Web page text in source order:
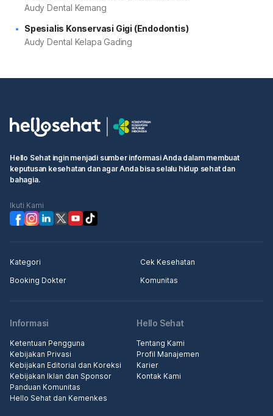
Audy Dental Kemang
Spesialis Konservasi Gigi (Endodontis)
Audy Dental Kelapa Gading
Hello Sehat ingin menjadi sumber informasi Anda dalam membuat
keputusan kesehatan dan agar Anda bisa selalu hidup sehat dan
bahagia.
Ikuti Kami
Kategori
Cek Kesehatan
Booking Dokter
Komunitas
Informasi
Ketentuan Pengguna
Kebijakan Privasi
Kebijakan Editorial dan Koreksi
Kebijakan Iklan dan Sponsor
Panduan Komunitas
Hello Sehat dan Kemenkes
Hello Sehat
Tentang Kami
Profil Manajemen
Karier
Kontak Kami